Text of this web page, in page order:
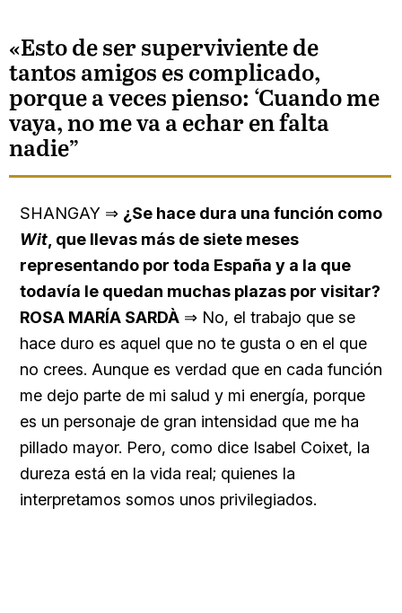
«Esto de ser superviviente de
tantos amigos es complicado,
porque a veces pienso: ‘Cuando me
vaya, no me va a echar en falta
nadie”
SHANGAY ⇒ ¿Se hace dura una función como
Wit, que llevas más de siete meses
representando por toda España y a la que
todavía le quedan muchas plazas por visitar?
ROSA MARÍA SARDÀ ⇒ No, el trabajo que se
hace duro es aquel que no te gusta o en el que
no crees. Aunque es verdad que en cada función
me dejo parte de mi salud y mi energía, porque
es un personaje de gran intensidad que me ha
pillado mayor. Pero, como dice Isabel Coixet, la
dureza está en la vida real; quienes la
interpretamos somos unos privilegiados.